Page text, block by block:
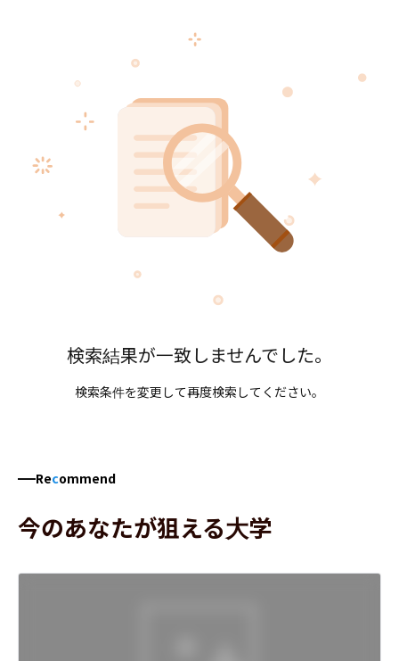
検索結果が一致しませんでした。
検索条件を変更して再度検索してください。
Recommend
今のあなたが狙える大学